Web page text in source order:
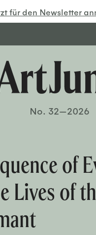
für den Newsletter
No. 32—2026
of
Lives of